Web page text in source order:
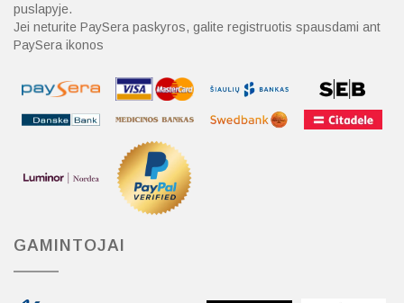
puslapyje.
Jei neturite PaySera paskyros, galite registruotis spausdami ant
PaySera ikonos
GAMINTOJAI